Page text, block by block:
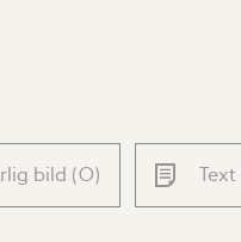
bild (0) Text